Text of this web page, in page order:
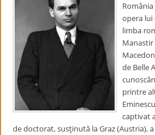
opera lui
limba
Manastir
de Belle
printre
captivat
de doctorat, susţinută la Graz (Austria),